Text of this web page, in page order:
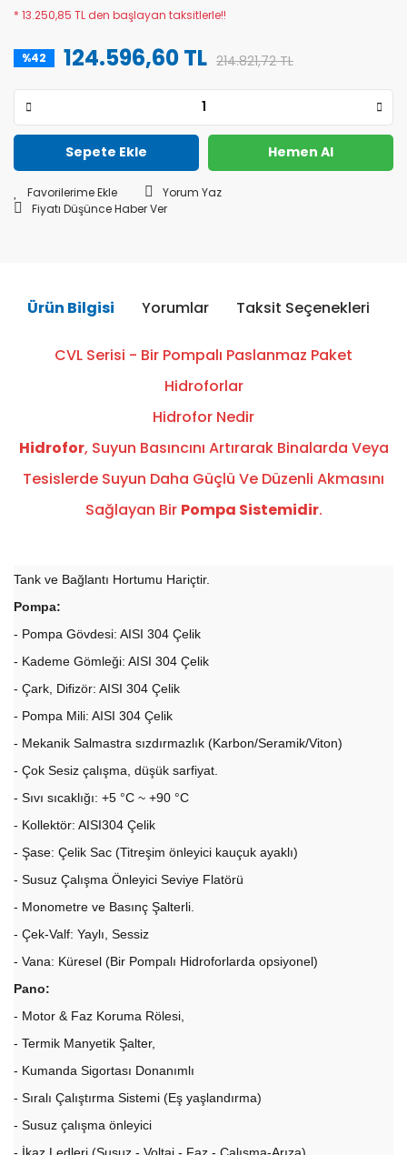
* 13.250,85 TL den başlayan taksitlerle!!
%42 124.596,60 TL 214.821,72 TL
Sepete Ekle Hemen Al
Yorum Yaz
Fiyatı Düşünce Haber Ver
Ürün Bilgisi Yorumlar Taksit Seçenekleri
CVL Serisi - Bir Pompalı Paslanmaz Paket
Hidroforlar
Hidrofor Nedir
Hidrofor, Suyun Basıncını Artırarak Binalarda Veya
Tesislerde Suyun Daha Güçlü Ve Düzenli Akmasını
Sağlayan Bir Pompa Sistemidir.
Tank ve Bağlantı Hortumu Hariçtir.
Pompa:
- Pompa Gövdesi: AISI 304 Çelik
- Kademe Gömleği: AISI 304 Çelik
- Çark, Difizör: AISI 304 Çelik
- Pompa Mili: AISI 304 Çelik
- Mekanik Salmastra sızdırmazlık (Karbon/Seramik/Viton)
- Çok Sesiz çalışma, düşük sarfiyat.
- Sıvı sıcaklığı: +5 °C ~ +90 °C
- Kollektör: AISI304 Çelik
- Şase: Çelik Sac (Titreşim önleyici kauçuk ayaklı)
- Susuz Çalışma Önleyici Seviye Flatörü
- Monometre ve Basınç Şalterli.
- Çek-Valf: Yaylı, Sessiz
- Vana: Küresel (Bir Pompalı Hidroforlarda opsiyonel)
Pano:
- Motor & Faz Koruma Rölesi,
- Termik Manyetik Şalter,
- Kumanda Sigortası Donanımlı
- Sıralı Çalıştırma Sistemi (Eş yaşlandırma)
- Susuz çalışma önleyici
- İkaz Ledleri (Susuz - Voltaj - Faz - Çalışma-Arıza)